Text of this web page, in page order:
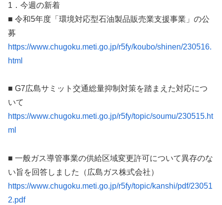
1．今週の新着
■ 令和5年度「環境対応型石油製品販売業支援事業」の公
募
https://www.chugoku.meti.go.jp/r5fy/koubo/shinen/230516.
html
■ G7広島サミット交通総量抑制対策を踏まえた対応につ
いて
https://www.chugoku.meti.go.jp/r5fy/topic/soumu/230515.ht
ml
■ 一般ガス導管事業の供給区域変更許可について異存のな
い旨を回答しました（広島ガス株式会社）
https://www.chugoku.meti.go.jp/r5fy/topic/kanshi/pdf/23051
2.pdf